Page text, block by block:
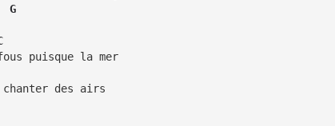
G
puisque la mer
chanter des airs